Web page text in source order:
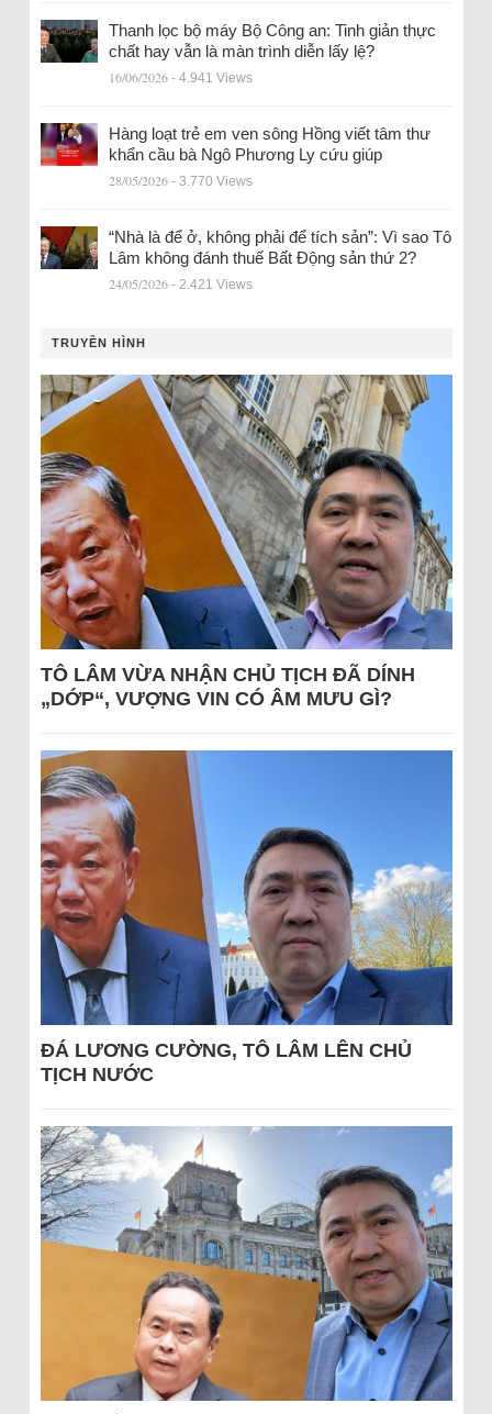
Thanh lọc bộ máy Bộ Công an: Tinh giản thực
chất hay vẫn là màn trình diễn lấy lệ?
16/06/2026 - 4.941 Views
Hàng loạt trẻ em ven sông Hồng viết tâm thư
khẩn cầu bà Ngô Phương Ly cứu giúp
28/05/2026 - 3.770 Views
“Nhà là để ở, không phải để tích sản”: Vì sao Tô
Lâm không đánh thuế Bất Động sản thứ 2?
24/05/2026 - 2.421 Views
TRUYỀN HÌNH
TÔ LÂM VỪA NHẬN CHỦ TỊCH ĐÃ DÍNH
„DỚP“, VƯỢNG VIN CÓ ÂM MƯU GÌ?
ĐÁ LƯƠNG CƯỜNG, TÔ LÂM LÊN CHỦ
TỊCH NƯỚC